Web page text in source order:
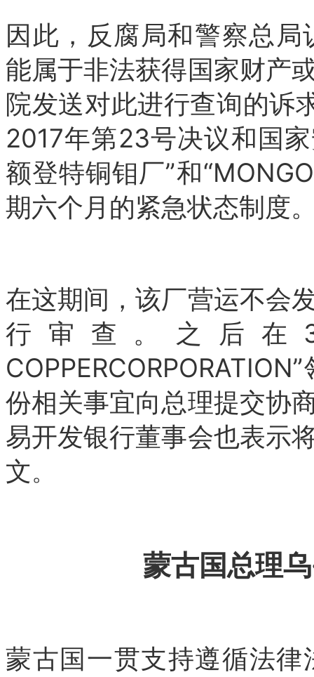
因此，反腐局和警察总
能属于非法获得国家财产
院发送对此进行查询的诉
2017年第23号决议和国
额登特铜钼厂”和“
期六个月的紧急状态制度
在这期间，该厂营运不会
行审查。之后在3
份相关事宜向总理提交协
易开发银行董事会也表示
文。
蒙古国总理
蒙古国一贯支持遵循法